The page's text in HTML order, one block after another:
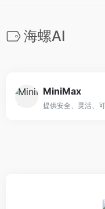
海螺AI
MiniMax